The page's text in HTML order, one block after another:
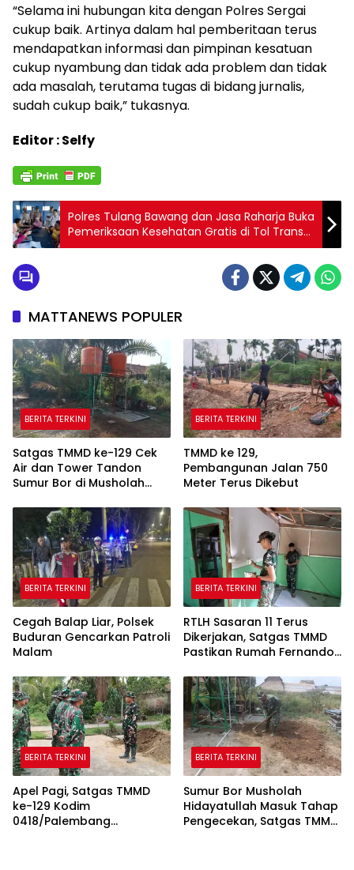
“Selama ini hubungan kita dengan Polres Sergai
cukup baik. Artinya dalam hal pemberitaan terus
mendapatkan informasi dan pimpinan kesatuan
cukup nyambung dan tidak ada problem dan tidak
ada masalah, terutama tugas di bidang jurnalis,
sudah cukup baik,” tukasnya.
Editor : Selfy
Polres Tulang Bawang dan Jasa Raharja Buka
Pemeriksaan Kesehatan Gratis di Tol Trans
Sumatera
MATTANEWS POPULER
BERITA TERKINI
Satgas TMMD ke-129 Cek
Air dan Tower Tandon
Sumur Bor di Musholah
BERITA TERKINI
TMMD ke 129,
Pembangunan Jalan 750
Meter Terus Dikebut
BERITA TERKINI
Cegah Balap Liar, Polsek
Buduran Gencarkan Patroli
Malam
BERITA TERKINI
RTLH Sasaran 11 Terus
Dikerjakan, Satgas TMMD
Pastikan Rumah Fernando
BERITA TERKINI
Apel Pagi, Satgas TMMD
ke-129 Kodim
0418/Palembang
BERITA TERKINI
Sumur Bor Musholah
Hidayatullah Masuk Tahap
Pengecekan, Satgas TMMD